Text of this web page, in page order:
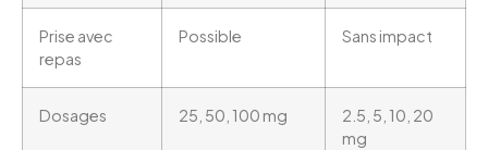
Prise avec
repas
Possible Sans impact
Dosages 25, 50, 100 mg
2.5, 5, 10, 20
mg